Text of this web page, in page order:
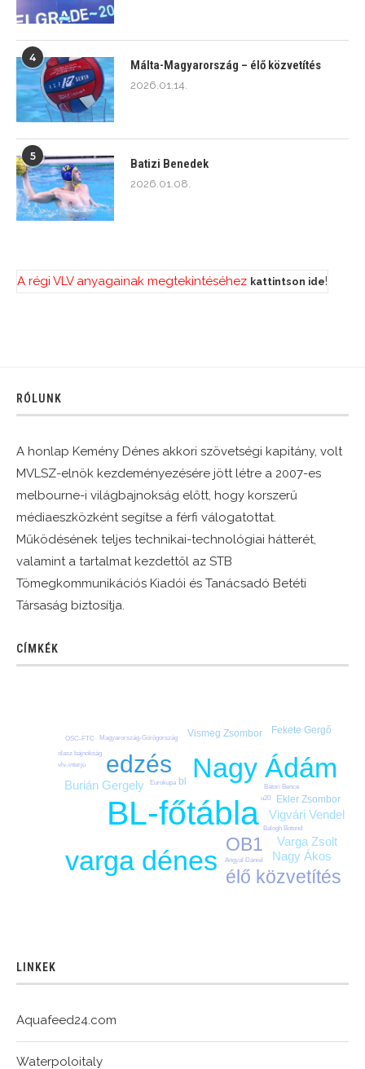
4
Málta-Magyarország – élő közvetítés
2026.01.14.
5
Batizi Benedek
2026.01.08.
A régi VLV anyagainak megtekintéséhez kattintson ide!
RÓLUNK
A honlap Kemény Dénes akkori szövetségi kapitány, volt
MVLSZ-elnök kezdeményezésére jött létre a 2007-es
melbourne-i világbajnokság előtt, hogy korszerű
médiaeszközként segítse a férfi válogatottat.
Működésének teljes technikai-technológiai hátterét,
valamint a tartalmat kezdettől az STB
Tömegkommunikációs Kiadói és Tanácsadó Betéti
Társaság biztosítja.
CÍMKÉK
BL-főtábla
Nagy Ádám
varga dénes
edzés
OB1
élő közvetítés
Burián Gergely
Nagy Ákos
Varga Zsolt
Vigvári Vendel
bl
Ekler Zsombor
Fekete Gergő
Vismeg Zsombor
Angyal Dániel
Balogh Botond
Bátori Bence
Eurokupa
Magyarország-Görögország
olasz bajnokság
OSC-FTC
u20
vlv-interjú
LINKEK
Aquafeed24.com
Waterpoloitaly